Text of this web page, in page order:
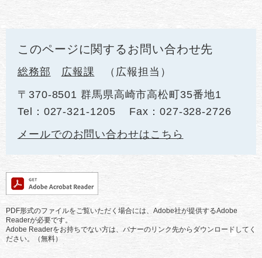
このページに関するお問い合わせ先
総務部 広報課
広報担当
〒370-8501 群馬県高崎市高松町35番地1
Tel：027-321-1205
Fax：027-328-2726
メールでのお問い合わせはこちら
PDF形式のファイルをご覧いただく場合には、Adobe社が提供するAdobe
Readerが必要です。
Adobe Readerをお持ちでない方は、バナーのリンク先からダウンロードしてく
ださい。（無料）